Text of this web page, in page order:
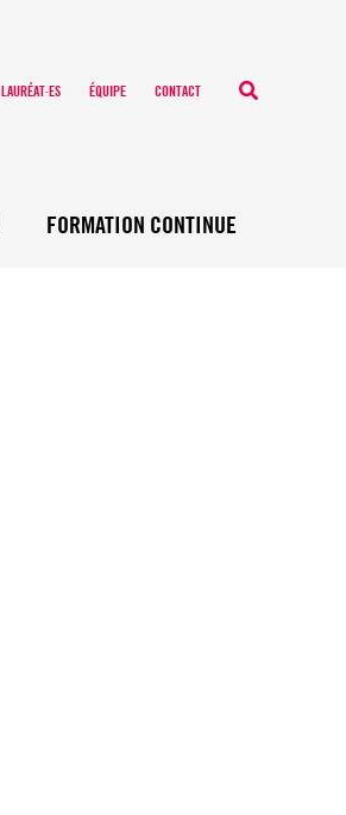
LAURÉAT·ES ÉQUIPE CONTACT
FORMATION CONTINUE